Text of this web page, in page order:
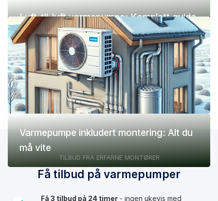
Luft-til-luft varmepumpe: Komplett guide
(pris, fordeler og ulemper)
Varmepumpe inkludert montering: Alt du
må vite
TILBUD FRA ERFARNE MONTØRER
Få tilbud på varmepumper
Få 3 tilbud på 24 timer - ingen ukevis med